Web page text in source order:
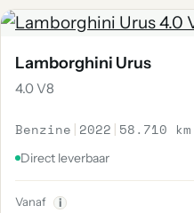
Lamborghini Urus
4.0 V8
Benzine | 2022 | 58.710 km
Direct leverbaar
Vanaf i